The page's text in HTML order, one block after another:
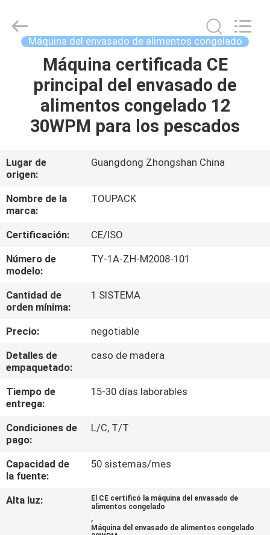
HOGAR
PRODUCTOS
NOSOTROS
VISITA
A
LA
FÁBRICA
CONTROL
CALIDAD
CONTÁCTENOS
CASOS
SOLICITAR UN
PRESUPUESTO
Máquina del envasado de alimentos congelado
Máquina certificada CE
principal del envasado de
alimentos congelado 12
30WPM para los pescados
Lugar de
origen:
Guangdong Zhongshan China
Nombre de la
marca:
TOUPACK
Certificación:
CE/ISO
Número de
modelo:
TY-1A-ZH-M2008-101
Cantidad de
orden mínima:
1 SISTEMA
Precio:
negotiable
Detalles de
empaquetado:
caso de madera
Tiempo de
entrega:
15-30 días laborables
Condiciones de
pago:
L/C, T/T
Capacidad de
la fuente:
50 sistemas/mes
Alta luz:
El CE certificó la máquina del envasado de
alimentos congelado
,
Máquina del envasado de alimentos congelado